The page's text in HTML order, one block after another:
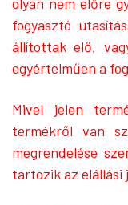
olyan nem előre
fogyasztó
állítottak elő,
egyértelműen a
Mivel jelen
termékről van
megrendelése
tartozik az